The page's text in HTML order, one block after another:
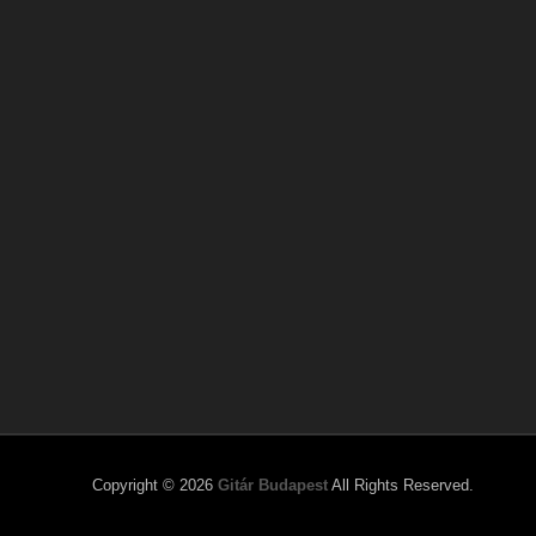
Copyright © 2026 Gitár Budapest All Rights Reserved.